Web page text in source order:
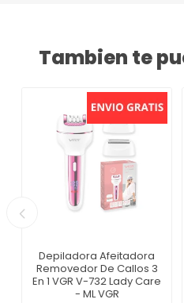
Tambien te
Depiladora Afeitadora
Removedor De Callos 3
En 1 VGR V-732 Lady Care
- ML VGR